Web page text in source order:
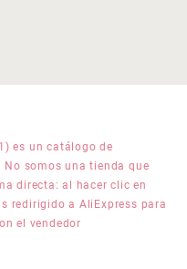
es un catálogo de
somos una tienda que
directa: al hacer clic en
redirigido a AliExpress para
el vendedor